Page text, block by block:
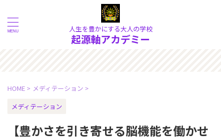
人生を豊かにする大人の学校
起源軸アカデミー
HOME > メディテーション >
メディテーション
【豊かさを引き寄せる脳機能を働かせ